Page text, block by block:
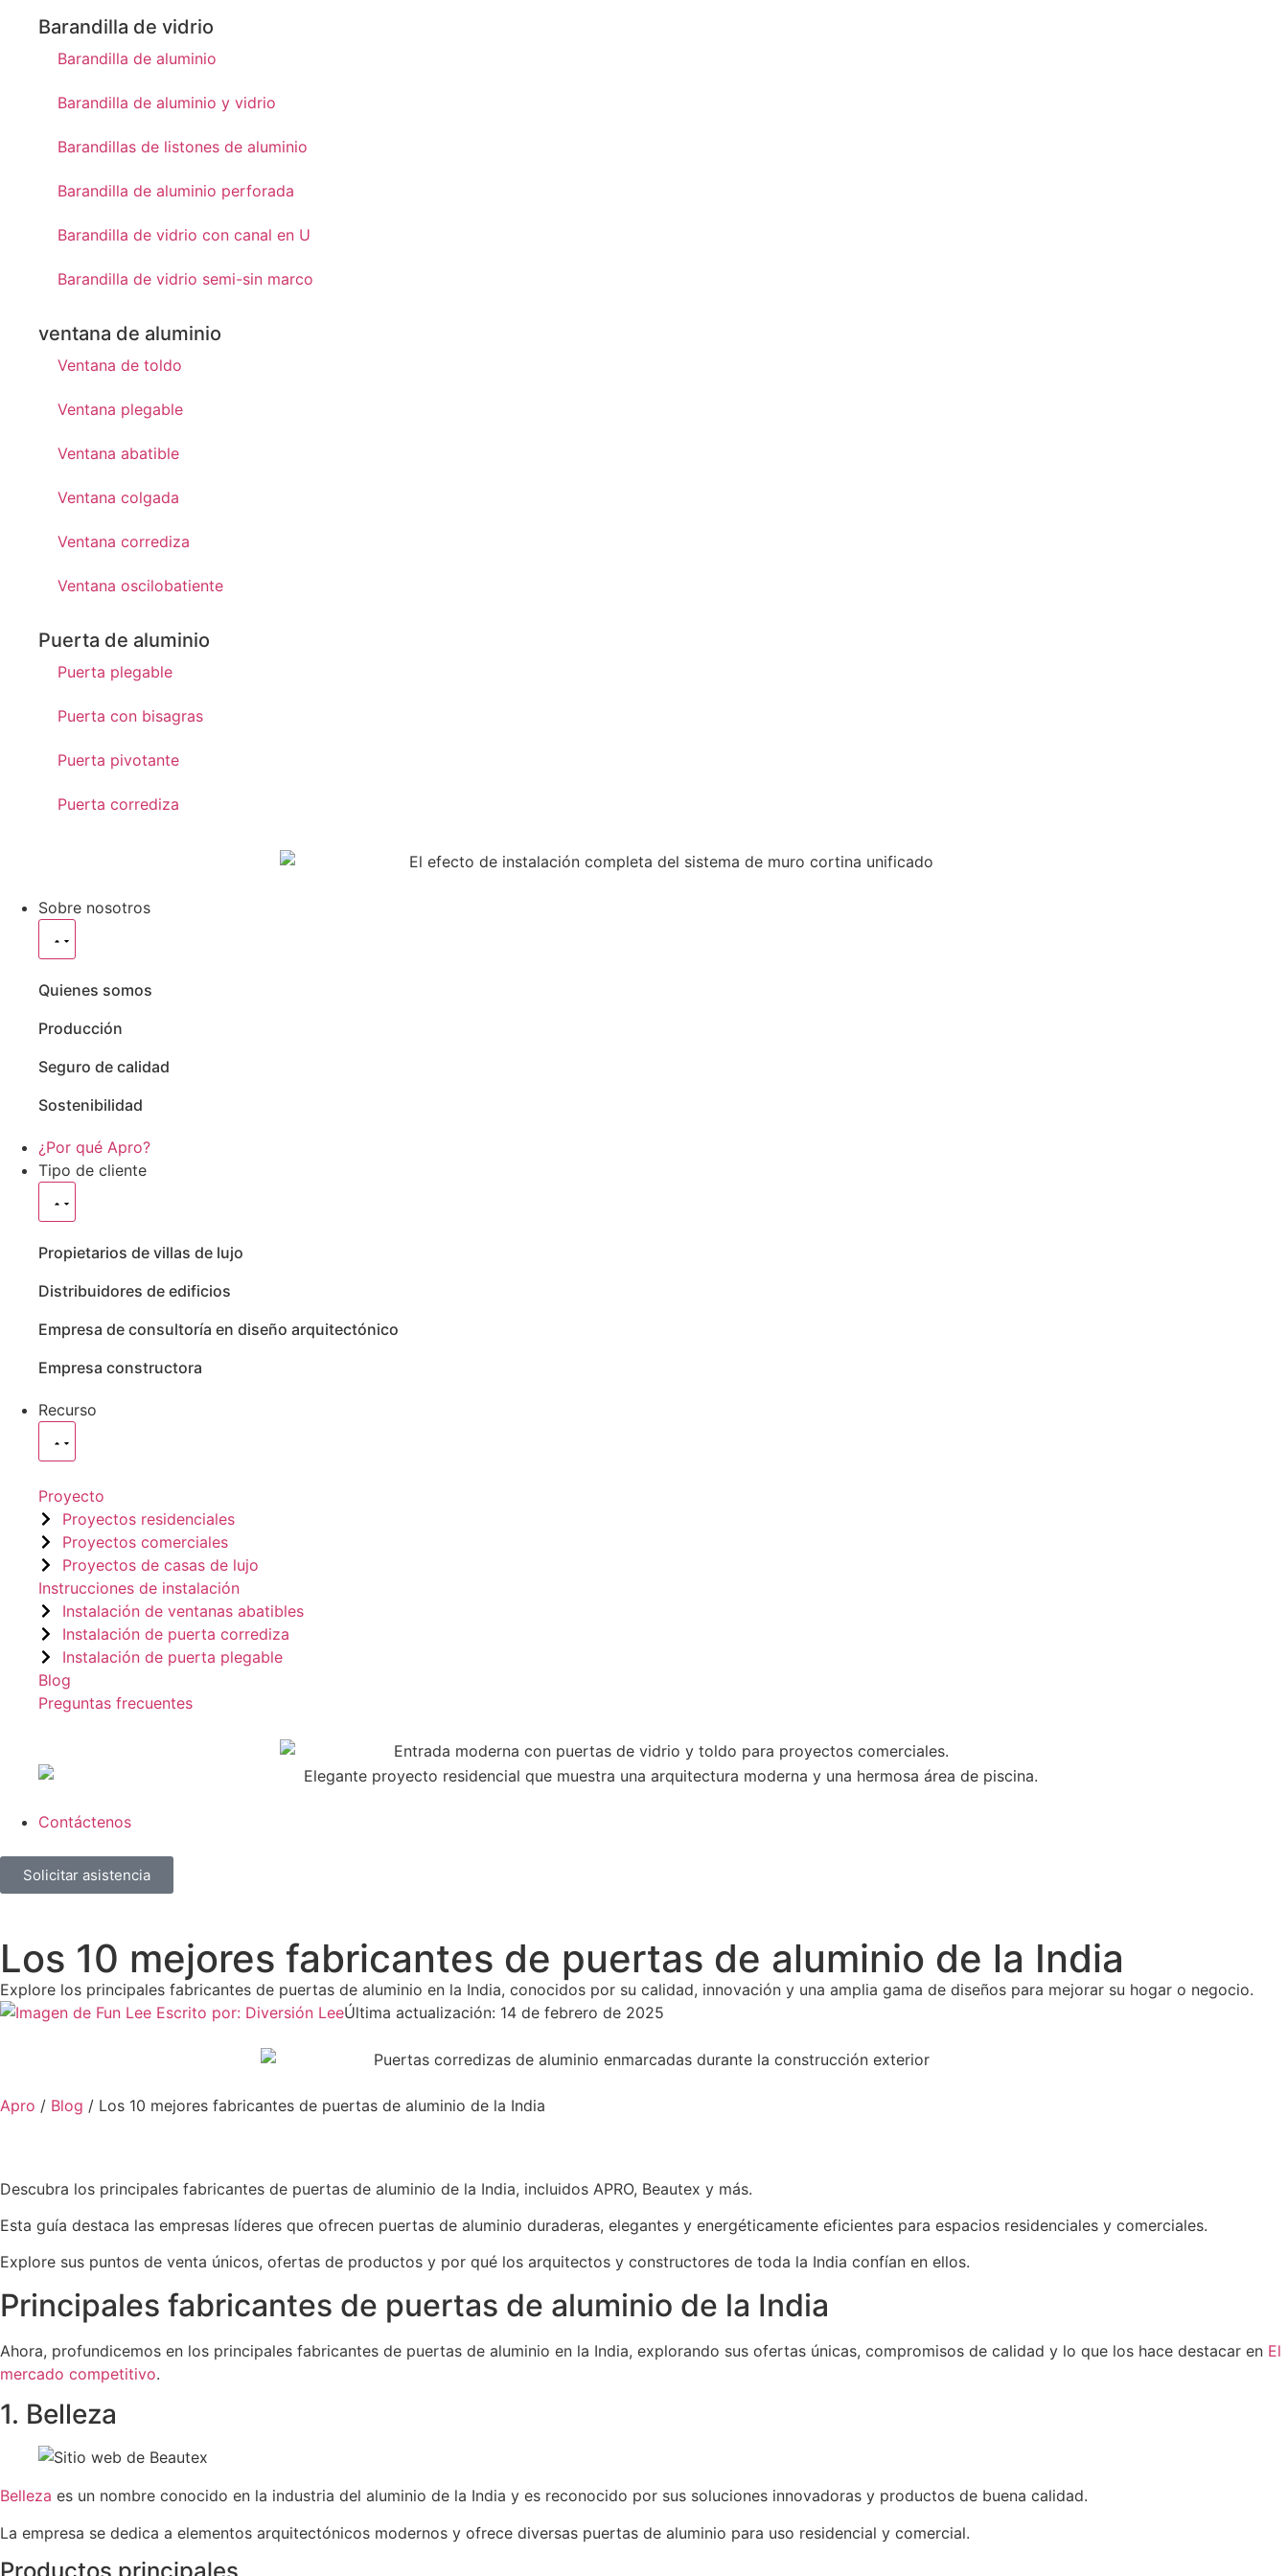
Barandilla de vidrio
Barandilla de aluminio
Barandilla de aluminio y vidrio
Barandillas de listones de aluminio
Barandilla de aluminio perforada
Barandilla de vidrio con canal en U
Barandilla de vidrio semi-sin marco
ventana de aluminio
Ventana de toldo
Ventana plegable
Ventana abatible
Ventana colgada
Ventana corrediza
Ventana oscilobatiente
Puerta de aluminio
Puerta plegable
Puerta con bisagras
Puerta pivotante
Puerta corrediza
Sobre nosotros
Quienes somos
Producción
Seguro de calidad
Sostenibilidad
¿Por qué Apro?
Tipo de cliente
Propietarios de villas de lujo
Distribuidores de edificios
Empresa de consultoría en diseño arquitectónico
Empresa constructora
Recurso
Proyecto
Proyectos residenciales
Proyectos comerciales
Proyectos de casas de lujo
Instrucciones de instalación
Instalación de ventanas abatibles
Instalación de puerta corrediza
Instalación de puerta plegable
Blog
Preguntas frecuentes
Contáctenos
Solicitar asistencia
Los 10 mejores fabricantes de puertas de aluminio de la India
Explore los principales fabricantes de puertas de aluminio en la India, conocidos por su calidad, innovación y una amplia gama de diseños para mejorar su hogar o negocio.
Escrito por: Diversión LeeÚltima actualización: 14 de febrero de 2025
Apro / Blog / Los 10 mejores fabricantes de puertas de aluminio de la India
Descubra los principales fabricantes de puertas de aluminio de la India, incluidos APRO, Beautex y más.
Esta guía destaca las empresas líderes que ofrecen puertas de aluminio duraderas, elegantes y energéticamente eficientes para espacios residenciales y comerciales.
Explore sus puntos de venta únicos, ofertas de productos y por qué los arquitectos y constructores de toda la India confían en ellos.
Principales fabricantes de puertas de aluminio de la India
Ahora, profundicemos en los principales fabricantes de puertas de aluminio en la India, explorando sus ofertas únicas, compromisos de calidad y lo que los hace destacar en El
mercado competitivo.
1. Belleza
Belleza es un nombre conocido en la industria del aluminio de la India y es reconocido por sus soluciones innovadoras y productos de buena calidad.
La empresa se dedica a elementos arquitectónicos modernos y ofrece diversas puertas de aluminio para uso residencial y comercial.